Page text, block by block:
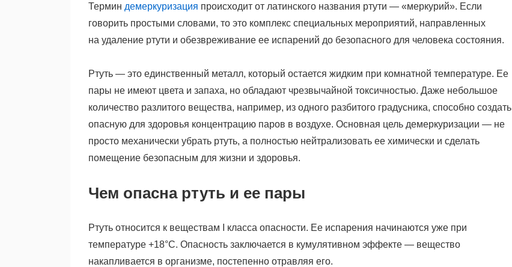
Термин демеркуризация происходит от латинского названия ртути — «меркурий». Если
говорить простыми словами, то это комплекс специальных мероприятий, направленных
на удаление ртути и обезвреживание ее испарений до безопасного для человека состояния.
Ртуть — это единственный металл, который остается жидким при комнатной температуре. Ее
пары не имеют цвета и запаха, но обладают чрезвычайной токсичностью. Даже небольшое
количество разлитого вещества, например, из одного разбитого градусника, способно создать
опасную для здоровья концентрацию паров в воздухе. Основная цель демеркуризации — не
просто механически убрать ртуть, а полностью нейтрализовать ее химически и сделать
помещение безопасным для жизни и здоровья.
Чем опасна ртуть и ее пары
Ртуть относится к веществам I класса опасности. Ее испарения начинаются уже при
температуре +18°C. Опасность заключается в кумулятивном эффекте — вещество
накапливается в организме, постепенно отравляя его.